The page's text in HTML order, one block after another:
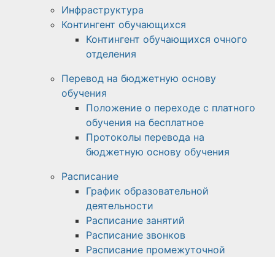
Инфраструктура
Контингент обучающихся
Контингент обучающихся очного
отделения
Перевод на бюджетную основу
обучения
Положение о переходе с платного
обучения на бесплатное
Протоколы перевода на
бюджетную основу обучения
Расписание
График образовательной
деятельности
Расписание занятий
Расписание звонков
Расписание промежуточной